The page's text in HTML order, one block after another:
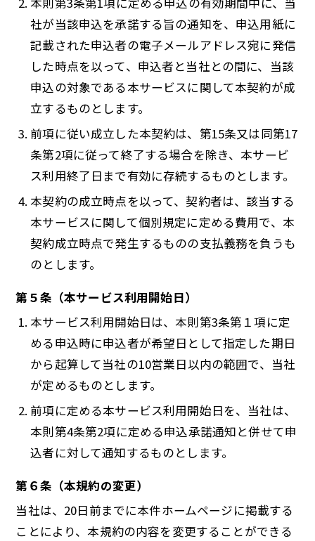
社が当該申込を承諾する旨の通知を、申込用紙に
記載された申込者の電子メールアドレス宛に発信
した時点を以って、申込者と当社との間に、当該
申込の対象である本サービスに関して本契約が成
立するものとします。
前項に従い成立した本契約は、第15条又は同第17
条第2項に従って終了する場合を除き、本サービ
ス利用終了日まで有効に存続するものとします。
本契約の成立時点を以って、契約者は、該当する
本サービスに関して個別規定に定める費用で、本
契約成立時点で発生するものの支払義務を負うも
のとします。
第５条（本サービス利用開始日）
本サービス利用開始日は、本則第3条第１項に定
める申込時に申込者が希望日として指定した期日
から起算して当社の10営業日以内の範囲で、当社
が定めるものとします。
前項に定める本サービス利用開始日を、当社は、
本則第4条第2項に定める申込承諾通知と併せて申
込者に対して通知するものとします。
第６条（本規約の変更）
当社は、20日前までに本件ホームページに掲載する
ことにより、本規約の内容を変更することができる